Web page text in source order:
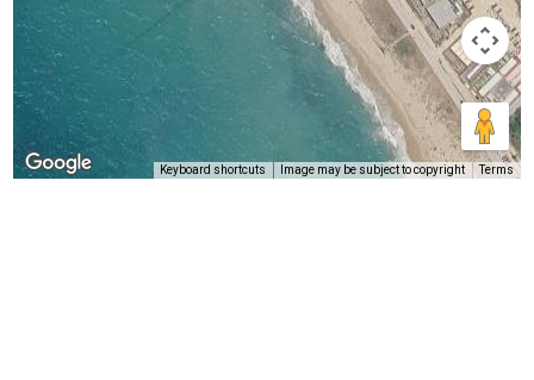
Keyboard shortcuts Image may be subject to copyright Terms